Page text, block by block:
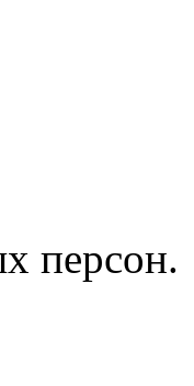
персон.